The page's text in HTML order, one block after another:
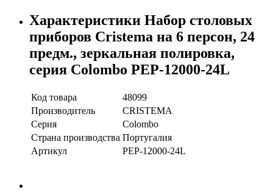
Характеристики Набор столовых
приборов Cristema на 6 персон, 24
предм., зеркальная полировка,
серия Colombo PEP-12000-24L
Код товара
48099
Производитель
CRISTEMA
Серия
Colombo
Страна производства Португалия
Артикул
PEP-12000-24L